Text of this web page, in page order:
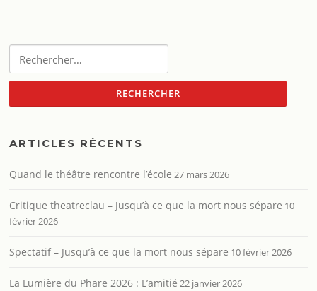
ARTICLES RÉCENTS
Quand le théâtre rencontre l’école 27 mars 2026
Critique theatreclau – Jusqu’à ce que la mort nous sépare 10
février 2026
Spectatif – Jusqu’à ce que la mort nous sépare 10 février 2026
La Lumière du Phare 2026 : L’amitié 22 janvier 2026